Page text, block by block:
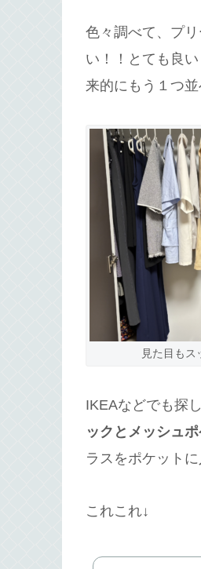
色々調べて、プ
い！！とても良い
来的にもう１つ
見た目もス
IKEAなどでも探
ックとメッシュ
ラスをポケット
これこれ↓